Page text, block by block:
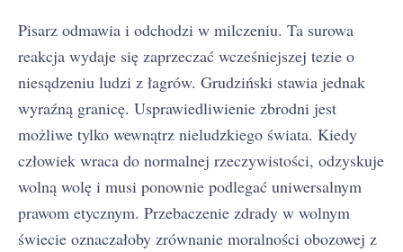
Pisarz odmawia i odchodzi w milczeniu. Ta surowa
reakcja wydaje się zaprzeczać wcześniejszej tezie o
niesądzeniu ludzi z łagrów. Grudziński stawia jednak
wyraźną granicę. Usprawiedliwienie zbrodni jest
możliwe tylko wewnątrz nieludzkiego świata. Kiedy
człowiek wraca do normalnej rzeczywistości, odzyskuje
wolną wolę i musi ponownie podlegać uniwersalnym
prawom etycznym. Przebaczenie zdrady w wolnym
świecie oznaczałoby zrównanie moralności obozowej z